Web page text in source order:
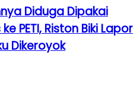
Diduga Dipakai
PETI, Riston Biki Lapor
Dikeroyok